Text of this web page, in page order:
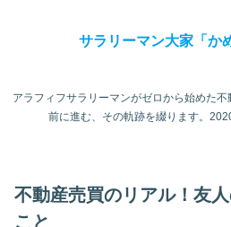
サラリーマン大家「か
アラフィフサラリーマンがゼロから始めた
前に進む、その軌跡を綴ります。
不動産売買のリアル！友
こと